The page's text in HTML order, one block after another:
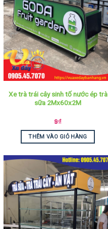
Xe trà trái cây sinh tố nước ép trà
sữa 2Mx60x2M
9₫
THÊM VÀO GIỎ HÀNG